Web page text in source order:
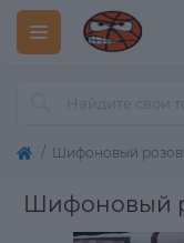
Шифоновый
Шифоновый